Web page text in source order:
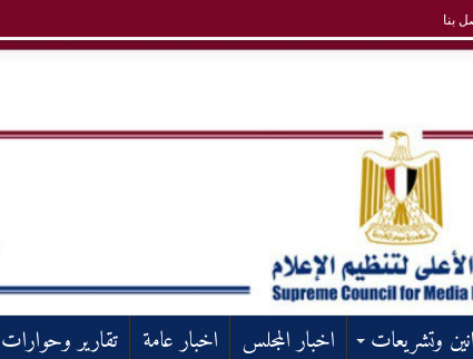
بنا
وتشريعات اخبار المجلس اخبار عامة تقارير وحوارات